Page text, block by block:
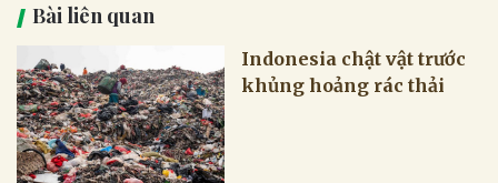
Bài liên quan
Indonesia chật vật trước
khủng hoảng rác thải